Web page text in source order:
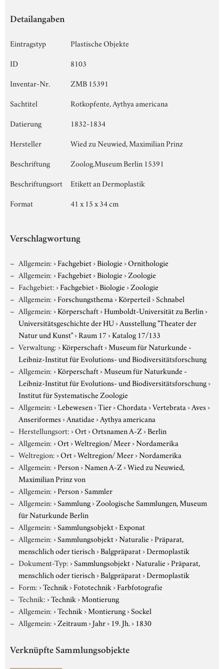
Detailangaben
Eintragstyp
Plastische Objekte
ID
8103
Inventar-Nr.
ZMB 15391
Sachtitel
Rotkopfente, Aythya americana
Datierung
1832-1834
Hersteller
Wied zu Neuwied, Maximilian Prinz
Beschriftung
Zoolog.Museum Berlin 15391
Beschriftungsort
Etikett an Dermoplastik
Format
41 x 15 x 34 cm
Verschlagwortung
Allgemein:›Fachgebiet›Biologie›Ornithologie
Allgemein:›Fachgebiet›Biologie›Zoologie
Fachgebiet:›Fachgebiet›Biologie›Zoologie
Allgemein:›Forschungsthema›Körperteil›Schnabel
Allgemein:›Körperschaft›Humboldt-Universität zu Berlin›
Universitätsgeschichte der HU›Ausstellung "Theater der
Natur und Kunst"›Raum 17›Katalog 17/133
Verwaltung:›Körperschaft›Museum für Naturkunde -
Leibniz-Institut für Evolutions- und Biodiversitätsforschung
Allgemein:›Körperschaft›Museum für Naturkunde -
Leibniz-Institut für Evolutions- und Biodiversitätsforschung›
Institut für Systematische Zoologie
Allgemein:›Lebewesen›Tier›Chordata›Vertebrata›Aves›
Anseriformes›Anatidae›Aythya americana
Herstellungsort:›Ort›Ortsnamen A-Z›Berlin
Allgemein:›Ort›Weltregion/ Meer›Nordamerika
Weltregion:›Ort›Weltregion/ Meer›Nordamerika
Allgemein:›Person›Namen A-Z›Wied zu Neuwied,
Maximilian Prinz von
Allgemein:›Person›Sammler
Allgemein:›Sammlung›Zoologische Sammlungen, Museum
für Naturkunde Berlin
Allgemein:›Sammlungsobjekt›Exponat
Allgemein:›Sammlungsobjekt›Naturalie›Präparat,
menschlich oder tierisch›Balgpräparat›Dermoplastik
Dokument-Typ:›Sammlungsobjekt›Naturalie›Präparat,
menschlich oder tierisch›Balgpräparat›Dermoplastik
Form:›Technik›Fototechnik›Farbfotografie
Technik:›Technik›Montierung
Allgemein:›Technik›Montierung›Sockel
Allgemein:›Zeitraum›Jahr› 19. Jh.› 1830
Verknüpfte Sammlungsobjekte